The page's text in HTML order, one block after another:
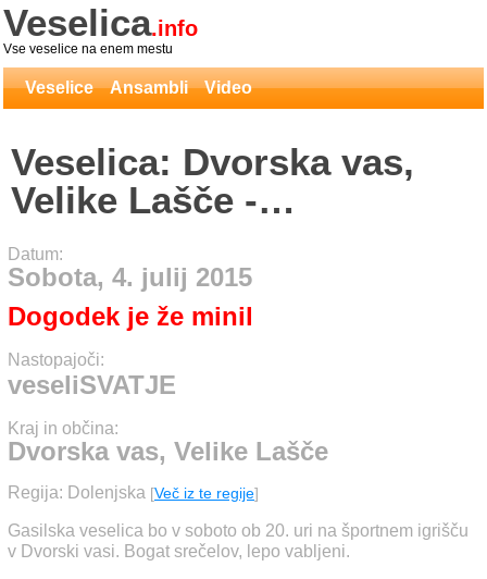
Veselica.info
Vse veselice na enem mestu
Veselice Ansambli Video
Veselica: Dvorska vas,
Velike Lašče -
veseliSVATJE
Datum:
Sobota, 4. julij 2015
Dogodek je že minil
Nastopajoči:
veseliSVATJE
Kraj in občina:
Dvorska vas, Velike Lašče
Regija: Dolenjska [Več iz te regije]
Gasilska veselica bo v soboto ob 20. uri na športnem igrišču
v Dvorski vasi. Bogat srečelov, lepo vabljeni.